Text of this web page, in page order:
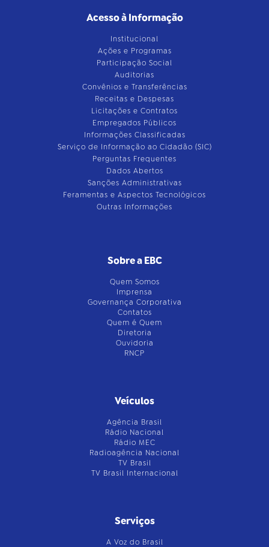
Acesso à Informação
Institucional
Ações e Programas
Participação Social
Auditorias
Convênios e Transferências
Receitas e Despesas
Licitações e Contratos
Empregados Públicos
Informações Classificadas
Serviço de Informação ao Cidadão (SIC)
Perguntas Frequentes
Dados Abertos
Sanções Administrativas
Feramentas e Aspectos Tecnológicos
Outras Informações
Sobre a EBC
Quem Somos
Imprensa
Governança Corporativa
Contatos
Quem é Quem
Diretoria
Ouvidoria
RNCP
Veículos
Agência Brasil
Rádio Nacional
Rádio MEC
Radioagência Nacional
TV Brasil
TV Brasil Internacional
Serviços
A Voz do Brasil